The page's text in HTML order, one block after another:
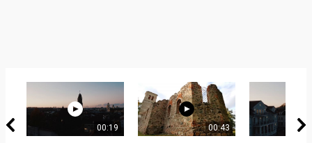
00:19 00:43